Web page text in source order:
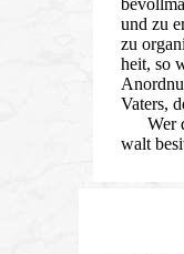
und zu
zu
heit, so
Vaters,
Wer
walt